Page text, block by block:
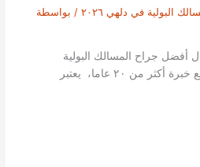
البولية في دلهي ٢٠٢٦
/ بواسطة
أفضل جراح المسالك البولية
والبروستات في نيودلهي. مع خبرة أكثر من ٢٠ عاما، يعتبر